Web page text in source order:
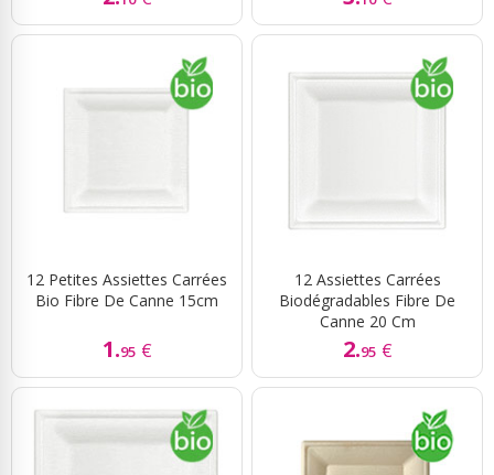
12 Petites Assiettes Carrées
Bio Fibre De Canne 15cm
1.95 €
12 Assiettes Carrées
Biodégradables Fibre De
Canne 20 Cm
2.95 €